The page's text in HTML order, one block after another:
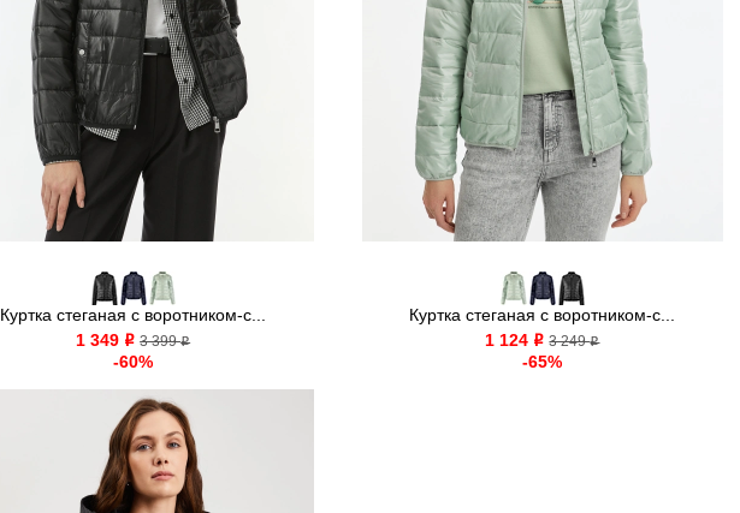
Куртка стеганая с воротником-с...
1 349 o 3 399o
-60%
Куртка стеганая с воротником-с...
1 124 o 3 249o
-65%